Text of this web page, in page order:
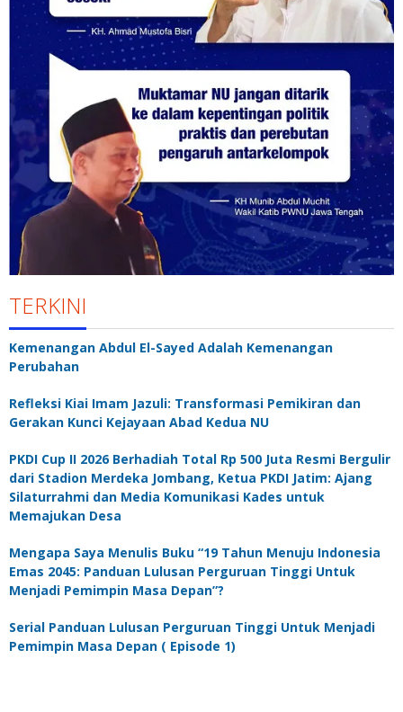
TERKINI
Kemenangan Abdul El-Sayed Adalah Kemenangan
Perubahan
Refleksi Kiai Imam Jazuli: Transformasi Pemikiran dan
Gerakan Kunci Kejayaan Abad Kedua NU
PKDI Cup II 2026 Berhadiah Total Rp 500 Juta Resmi Bergulir
dari Stadion Merdeka Jombang, Ketua PKDI Jatim: Ajang
Silaturrahmi dan Media Komunikasi Kades untuk
Memajukan Desa
Mengapa Saya Menulis Buku “19 Tahun Menuju Indonesia
Emas 2045: Panduan Lulusan Perguruan Tinggi Untuk
Menjadi Pemimpin Masa Depan”?
Serial Panduan Lulusan Perguruan Tinggi Untuk Menjadi
Pemimpin Masa Depan ( Episode 1)